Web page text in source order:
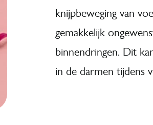
knijpbeweging van
gemakkelijk
binnendringen. Dit
in de darmen tijdens